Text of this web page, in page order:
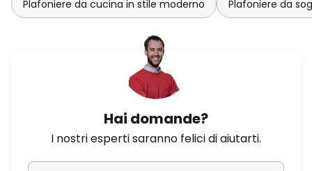
Plafoniere da cucina in stile moderno Plafoniere da
Hai domande?
I nostri esperti saranno felici di aiutarti.